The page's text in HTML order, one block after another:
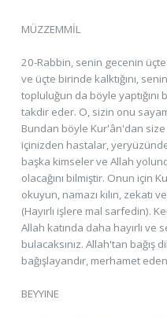
MÜZZEMMİL
20-Rabbin, senin gecenin
ve üçte birinde kalktığını,
topluluğun da böyle
takdir eder. O, sizin onu
Bundan böyle Kur'ân'dan
içinizden hastalar,
başka kimseler ve Allah
olacağını bilmiştir. Onun için
okuyun, namazı kılın, zekatı
(Hayırlı işlere mal sarfedin).
Allah katında daha hayırlı
bulacaksınız. Allah'tan bağış
bağışlayandır, merhamet
BEYYINE